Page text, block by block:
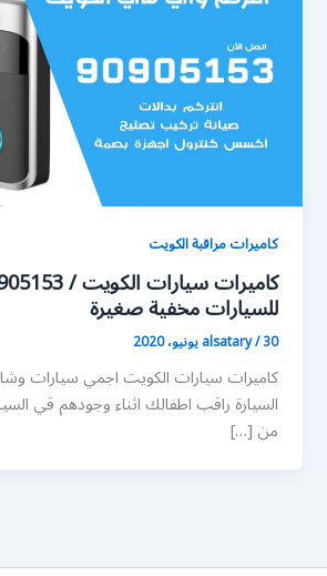
كاميرات مراقبة الكويت
للسيارات مخفية صغيرة
alsatary/30 يونيو، 2020
كاميرات سيارات الكويت اجمي سيارات
السيارة راقب اطفالك اثناء وجودهم قي
من […]